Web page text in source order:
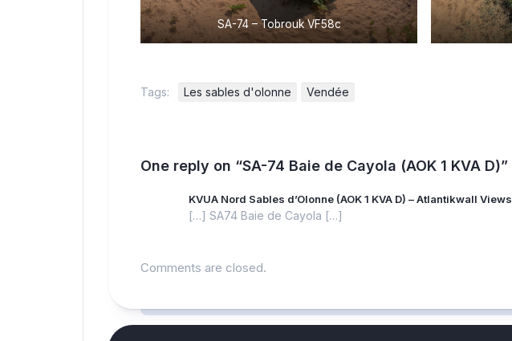
SA-74 – Tobrouk VF58c
Tags: Les sables d'olonne Vendée
One reply on “SA-74 Baie de Cayola (AOK 1 KVA D)”
KVUA Nord Sables d’Olonne (AOK 1 KVA D) – Atlantikwall Views
[…] SA74 Baie de Cayola […]
Comments are closed.